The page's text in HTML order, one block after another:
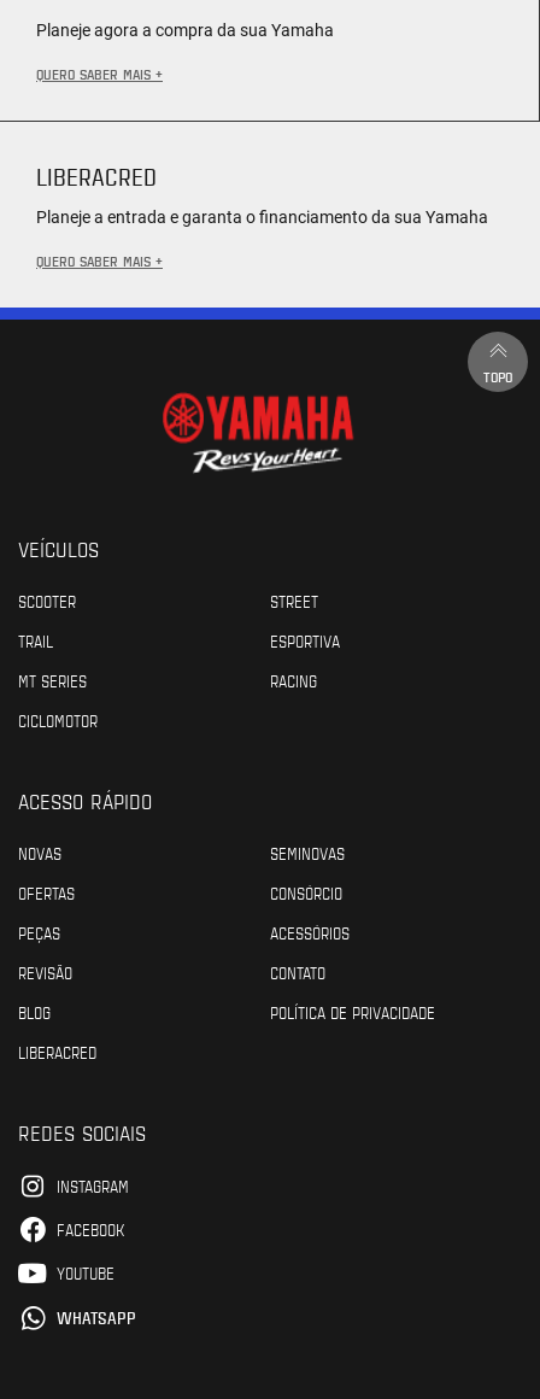
Planeje agora a compra da sua Yamaha
QUERO SABER MAIS +
LIBERACRED
Planeje a entrada e garanta o financiamento da sua Yamaha
QUERO SABER MAIS +
TOPO
VEÍCULOS
SCOOTER
STREET
TRAIL
ESPORTIVA
MT SERIES
RACING
CICLOMOTOR
ACESSO RÁPIDO
NOVAS
SEMINOVAS
OFERTAS
CONSÓRCIO
PEÇAS
ACESSÓRIOS
REVISÃO
CONTATO
BLOG
POLÍTICA DE PRIVACIDADE
LIBERACRED
REDES SOCIAIS
INSTAGRAM
FACEBOOK
YOUTUBE
WHATSAPP